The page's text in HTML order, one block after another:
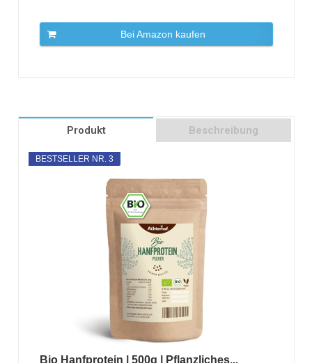
Bei Amazon kaufen
Produkt Beschreibung
BESTSELLER NR. 3
Bio Hanfprotein | 500g | Pflanzliches...